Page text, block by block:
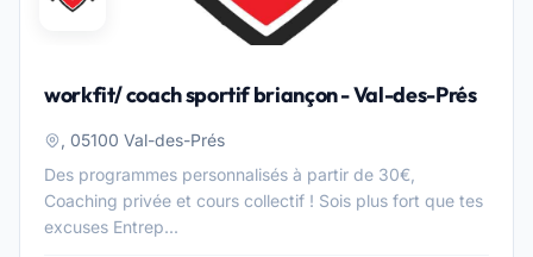
workfit/ coach sportif briançon - Val-des-Prés
, 05100 Val-des-Prés
Des programmes personnalisés à partir de 30€,
Coaching privée et cours collectif ! Sois plus fort que tes
excuses Entrep...